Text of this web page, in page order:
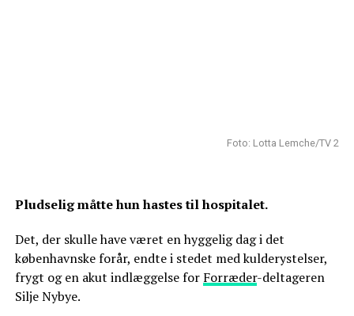
Foto: Lotta Lemche/TV 2
Pludselig måtte hun hastes til hospitalet.
Det, der skulle have været en hyggelig dag i det
københavnske forår, endte i stedet med kulderystelser,
frygt og en akut indlæggelse for Forræder-deltageren
Silje Nybye.